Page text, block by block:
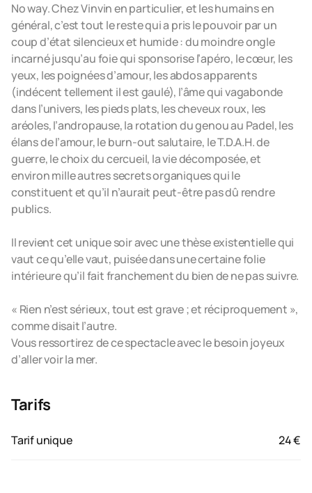
No way. Chez Vinvin en particulier, et les humains en
général, c’est tout le reste qui a pris le pouvoir par un
coup d’état silencieux et humide : du moindre ongle
incarné jusqu’au foie qui sponsorise l’apéro, le cœur, les
yeux, les poignées d’amour, les abdos apparents
(indécent tellement il est gaulé), l’âme qui vagabonde
dans l’univers, les pieds plats, les cheveux roux, les
aréoles, l’andropause, la rotation du genou au Padel, les
élans de l’amour, le burn-out salutaire, le T.D.A.H. de
guerre, le choix du cercueil, la vie décomposée, et
environ mille autres secrets organiques qui le
constituent et qu’il n’aurait peut-être pas dû rendre
publics.
Il revient cet unique soir avec une thèse existentielle qui
vaut ce qu’elle vaut, puisée dans une certaine folie
intérieure qu’il fait franchement du bien de ne pas suivre.
« Rien n’est sérieux, tout est grave ; et réciproquement »,
comme disait l’autre.
Vous ressortirez de ce spectacle avec le besoin joyeux
d’aller voir la mer.
Tarifs
Tarif unique 24 €